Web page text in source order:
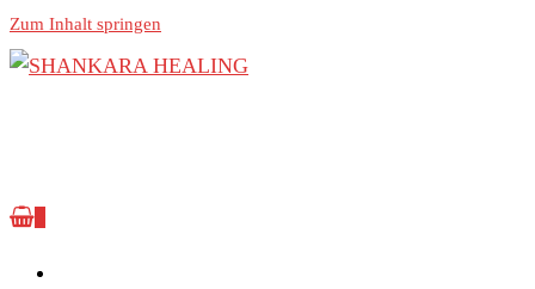
Zum Inhalt springen